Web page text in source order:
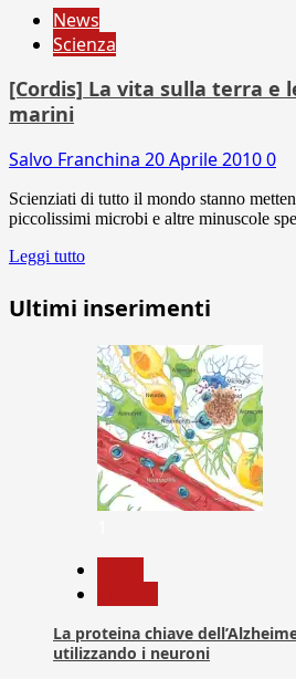
News
Scienza
[Cordis] La vita sulla terra e
marini
Salvo Franchina 20 Aprile 20100
Scienziati di tutto il mondo stanno
piccolissimi microbi e altre minuscole
Leggi tutto
Ultimi inserimenti
La proteina chiave
utilizzando i neuroni